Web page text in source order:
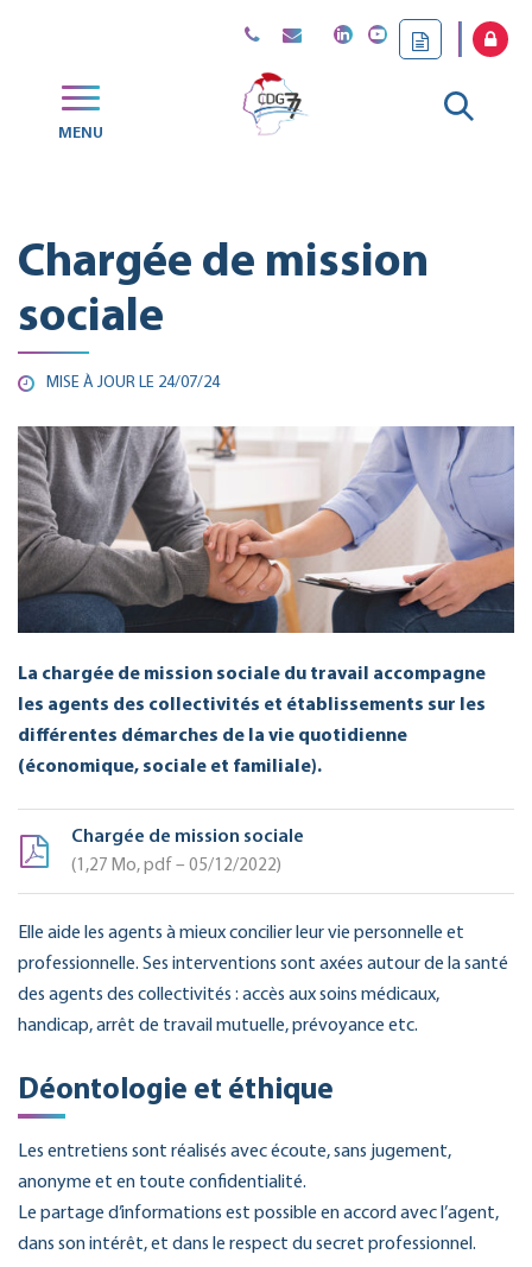
MENU
Aller
Chargée de mission
sociale
MISE À JOUR LE 24/07/24
La chargée de mission sociale du travail accompagne
les agents des collectivités et établissements sur les
différentes démarches de la vie quotidienne
(économique, sociale et familiale).
Chargée de mission sociale
1,27 Mo, pdf – 05/12/2022
Elle aide les agents à mieux concilier leur vie personnelle et
professionnelle. Ses interventions sont axées autour de la santé
des agents des collectivités : accès aux soins médicaux,
handicap, arrêt de travail mutuelle, prévoyance etc.
Déontologie et éthique
Les entretiens sont réalisés avec écoute, sans jugement,
anonyme et en toute confidentialité.
Le partage d’informations est possible en accord avec l’agent,
dans son intérêt, et dans le respect du secret professionnel.